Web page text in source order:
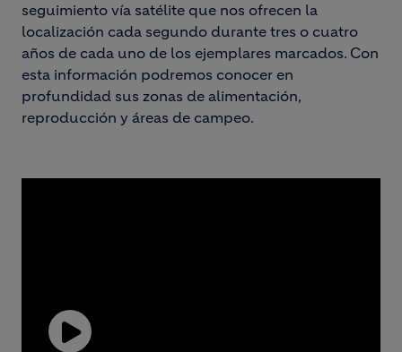
seguimiento vía satélite que nos ofrecen la
localización cada segundo durante tres o cuatro
años de cada uno de los ejemplares marcados. Con
esta información podremos conocer en
profundidad sus zonas de alimentación,
reproducción y áreas de campeo.